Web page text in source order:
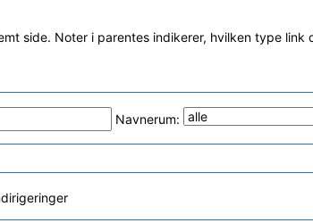
side. Noter i parentes indikerer, hvilken type
Navnerum: